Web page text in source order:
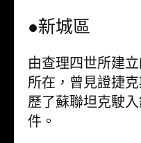
●新城區
由查理四世所建
所在，曾見證捷
歷了蘇聯坦克駛
件。